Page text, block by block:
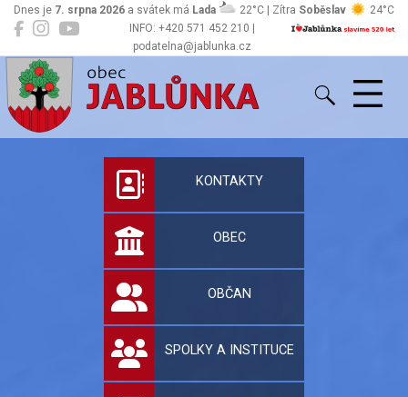
INFO: +420 571 452 210 |
podatelna@jablunka.cz
Dnes je 7. srpna 2026 a svátek má Lada 22°C | Zítra Soběslav 24°C
Jablůnka
Oficiální stránky
KONTAKTY
OBEC
OBČAN
SPOLKY A INSTITUCE